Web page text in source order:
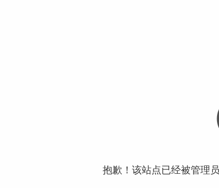
抱歉！该站点已经被管理